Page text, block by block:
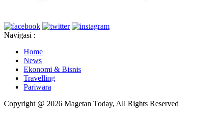
Navigasi :
Home
News
Ekonomi & Bisnis
Travelling
Pariwara
Copyright @ 2026 Magetan Today, All Rights Reserved